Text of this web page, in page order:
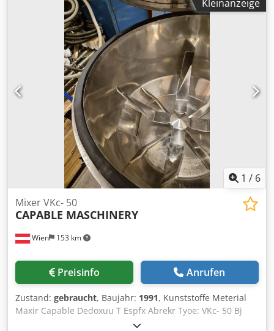
Versand organisieren. Dies ist nicht Teil des
Angebotspreises.
Kleinanzeige
1 / 6
Wien 153 km
Mixer VKc- 50
CAPABLE MASCHINERY
Preisinfo Anrufen
Zustand: gebraucht, Baujahr: 1991, Kunststoffe Meterial
Maxir Capable Dedoxuu T Espfx Abrekr Tyoe: VKc- 50 Bj